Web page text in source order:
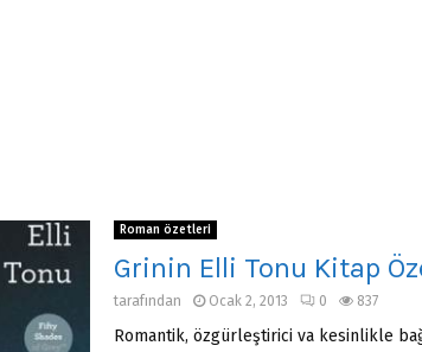
Roman özetleri
Grinin Elli Tonu Kitap
tarafından Ocak 2, 2013 0 837
Romantik, özgürleştirici va kesinlikle